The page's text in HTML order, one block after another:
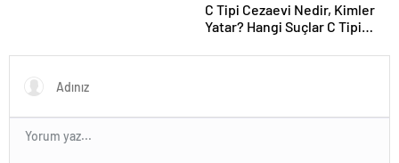
C Tipi Cezaevi Nedir, Kimler
Yatar? Hangi Suçlar C Tipi